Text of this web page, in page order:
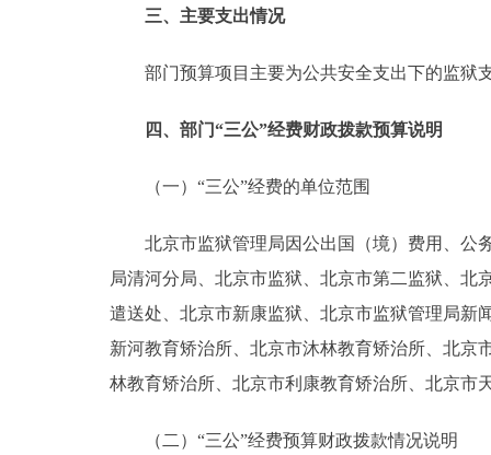
三、主要支出情况
部门预算项目主要为公共安全支出下的监狱支
四、部门“三公”经费财政拨款预算说明
（一）“三公”经费的单位范围
北京市监狱管理局因公出国（境）费用、公务
局清河分局、北京市监狱、北京市第二监狱、
遣送处、北京市新康监狱、北京市监狱管理局新
新河教育矫治所、北京市沐林教育矫治所、北京
林教育矫治所、北京市利康教育矫治所、北京市
（二）“三公”经费预算财政拨款情况说明